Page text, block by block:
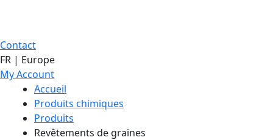
Contact
FR | Europe
My Account
Accueil
Produits chimiques
Produits
Revêtements de graines